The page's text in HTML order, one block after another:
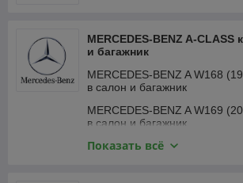
MERCEDES-BENZ A-CLASS
и багажник
MERCEDES-BENZ A W168
в салон и багажник
MERCEDES-BENZ A W169
в салон и багажник
MERCEDES-BENZ A W176
Показать всё